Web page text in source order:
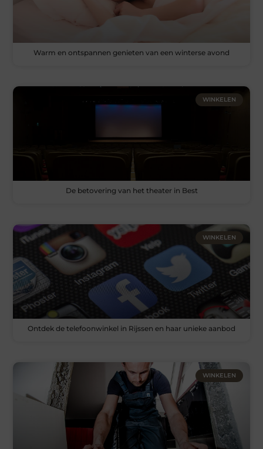
Warm en ontspannen genieten van een winterse avond
WINKELEN
De betovering van het theater in Best
WINKELEN
Ontdek de telefoonwinkel in Rijssen en haar unieke aanbod
WINKELEN